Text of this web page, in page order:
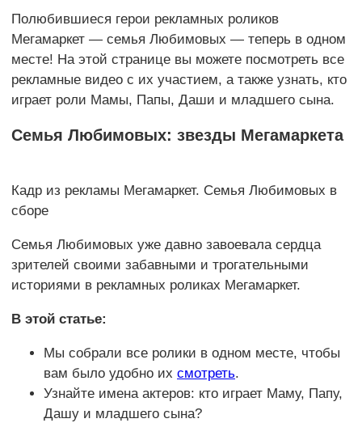
записи:
Полюбившиеся герои рекламных роликов
Мегамаркет — семья Любимовых — теперь в одном
месте! На этой странице вы можете посмотреть все
рекламные видео с их участием, а также узнать, кто
играет роли Мамы, Папы, Даши и младшего сына.
Семья Любимовых: звезды Мегамаркета
Кадр из рекламы Мегамаркет. Семья Любимовых в
сборе
Семья Любимовых уже давно завоевала сердца
зрителей своими забавными и трогательными
историями в рекламных роликах Мегамаркет.
В этой статье:
Мы собрали все ролики в одном месте, чтобы
вам было удобно их смотреть.
Узнайте имена актеров: кто играет Маму, Папу,
Дашу и младшего сына?